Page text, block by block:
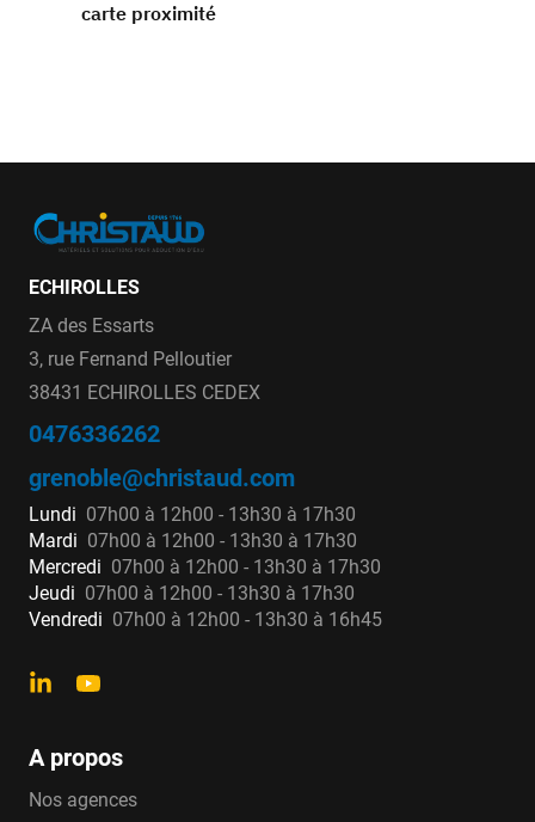
carte proximité
ECHIROLLES
ZA des Essarts
3, rue Fernand Pelloutier
38431 ECHIROLLES CEDEX
0476336262
grenoble@christaud.com
Lundi 07h00 à 12h00 - 13h30 à 17h30
Mardi 07h00 à 12h00 - 13h30 à 17h30
Mercredi 07h00 à 12h00 - 13h30 à 17h30
Jeudi 07h00 à 12h00 - 13h30 à 17h30
Vendredi 07h00 à 12h00 - 13h30 à 16h45
A propos
Nos agences